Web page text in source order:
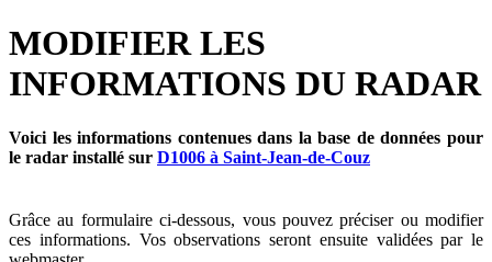
MODIFIER LES
INFORMATIONS DU RADAR
Voici les informations contenues dans la base de données pour
le radar installé sur D1006 à Saint-Jean-de-Couz
Grâce au formulaire ci-dessous, vous pouvez préciser ou modifier
ces informations. Vos observations seront ensuite validées par le